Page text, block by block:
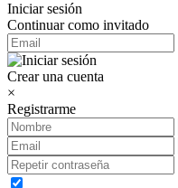
Iniciar sesión
Continuar como invitado
Crear una cuenta
×
Registrarme